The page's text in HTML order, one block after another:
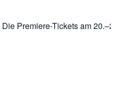
Premiere-Tickets am 20.–22.